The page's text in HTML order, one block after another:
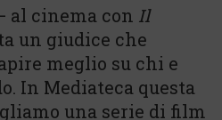
al cinema con Il
un giudice che
meglio su chi e
In Mediateca questa
una serie di film